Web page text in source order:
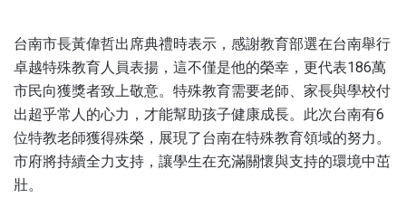
台南市長黃偉哲出席典禮時表示，感謝教育部選在台南舉行
卓越特殊教育人員表揚，這不僅是他的榮幸，更代表186萬
市民向獲獎者致上敬意。特殊教育需要老師、家長與學校付
出超乎常人的心力，才能幫助孩子健康成長。此次台南有6
位特教老師獲得殊榮，展現了台南在特殊教育領域的努力。
市府將持續全力支持，讓學生在充滿關懷與支持的環境中茁
壯。